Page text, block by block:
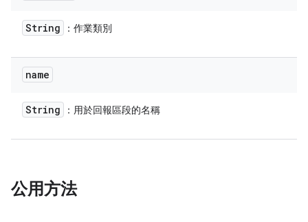
String ：作業類別
name
String ：用於回報區段的名稱
公用方法